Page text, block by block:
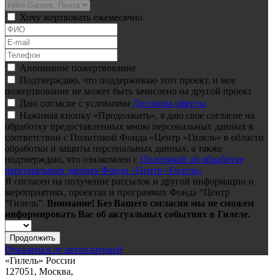
Хочу жертвовать ежемесячно
Анонимное пожертвование
Подтверждаю, что поддерживаю этот проект, и мое
пожертвование не может быть зачислено на другой проект
Даю согласие с условиями Договора оферты
Нажимая кнопку «Продолжить», я даю свое согласие на
обработку предоставленных мною персональных данных в
соответствии с Политикой Фонда «Центр «Гилель» в области
обработки и защиты персональных данных, а также
подтверждаю, что ознакомлен с Политикой об обработке
персональных данных Фонда «Центр «Гилель»
Я согласен на получение рассылок и другой информации о
мероприятиях, проектах и программах Фонда “Центр
“Гилель”. Внимание! Без Вашего согласия мы не сможем
информировать Вас об актуальных событиях в Гилеле.
Продолжить
Отказаться от автоплатежей
«Гилель» России
127051, Москва,